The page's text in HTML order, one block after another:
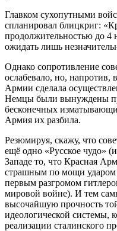
Главком сухопутными
спланировал блицкриг:
продолжительностью до 4
ожидать лишь
Однако сопротивление
ослабевало, но, напротив,
Армии сделала
Немцы были вынуждены
бесконечных
Армия их разбила.
Резюмируя, скажу, что
ещё одно «Русское чудо»
Западе то, что Красная
страшным по мощи ударом
первым разгромом
мировой войне). И тем
высочайшую прочность
идеологической системы,
реализации сталинского